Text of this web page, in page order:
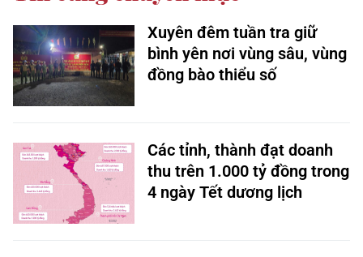
Xuyên đêm tuần tra giữ
bình yên nơi vùng sâu, vùng
đồng bào thiểu số
Các tỉnh, thành đạt doanh
thu trên 1.000 tỷ đồng trong
4 ngày Tết dương lịch